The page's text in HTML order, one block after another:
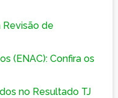
Revisão de
(ENAC): Confira os
no Resultado TJ